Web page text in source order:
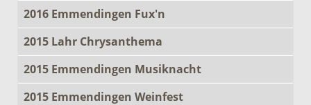
2016 Emmendingen Fux'n
2015 Lahr Chrysanthema
2015 Emmendingen Musiknacht
2015 Emmendingen Weinfest